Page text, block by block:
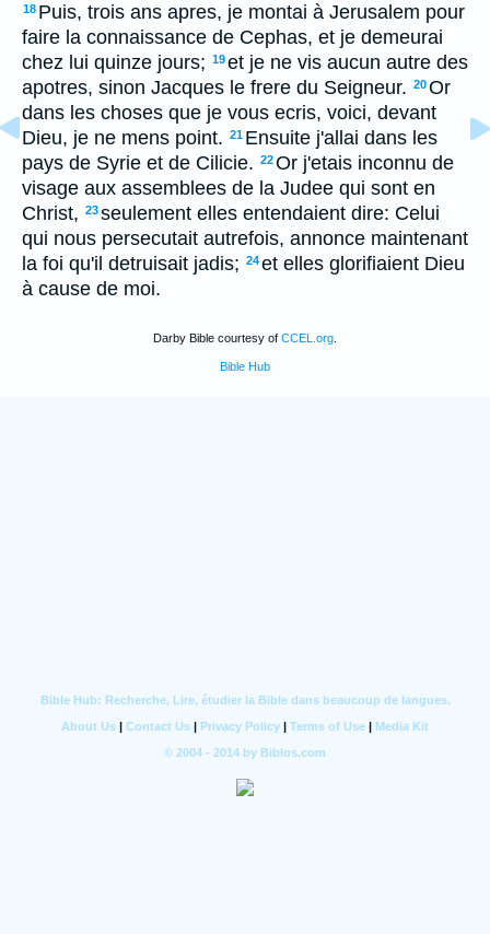
18 Puis, trois ans apres, je montai à Jerusalem pour
faire la connaissance de Cephas, et je demeurai
chez lui quinze jours; 19et je ne vis aucun autre des
apotres, sinon Jacques le frere du Seigneur. 20Or
dans les choses que je vous ecris, voici, devant
Dieu, je ne mens point. 21 Ensuite j'allai dans les
pays de Syrie et de Cilicie. 22Or j'etais inconnu de
visage aux assemblees de la Judee qui sont en
Christ, 23seulement elles entendaient dire: Celui
qui nous persecutait autrefois, annonce maintenant
la foi qu'il detruisait jadis; 24et elles glorifiaient Dieu
à cause de moi.
Darby Bible courtesy of CCEL.org
Bible Hub